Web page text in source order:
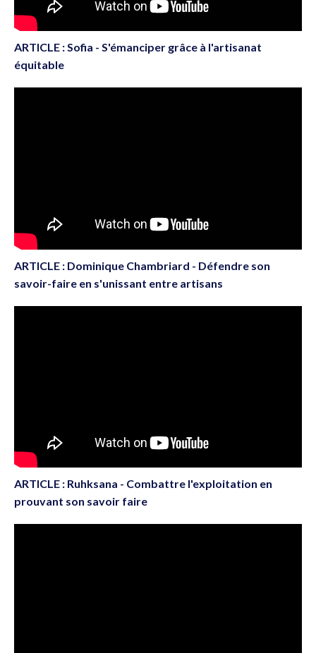
ARTICLE : Sofia - S'émanciper grâce à l'artisanat
équitable
ARTICLE : Dominique Chambriard - Défendre son
savoir-faire en s'unissant entre artisans
ARTICLE : Ruhksana - Combattre l'exploitation en
prouvant son savoir faire